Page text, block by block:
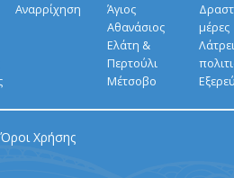
Αναρρίχηση
Άγιος
Αθανάσιος
Ελάτη &
Περτούλι
Μέτσοβο
μέρες
Όροι Χρήσης